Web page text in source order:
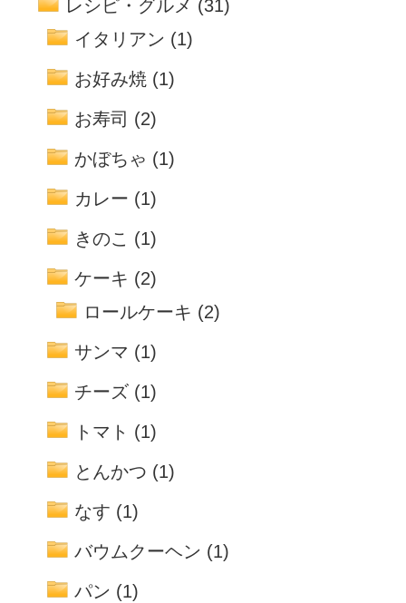
レシピ・グルメ (31)
イタリアン (1)
お好み焼 (1)
お寿司 (2)
かぼちゃ (1)
カレー (1)
きのこ (1)
ケーキ (2)
ロールケーキ (2)
サンマ (1)
チーズ (1)
トマト (1)
とんかつ (1)
なす (1)
バウムクーヘン (1)
パン (1)